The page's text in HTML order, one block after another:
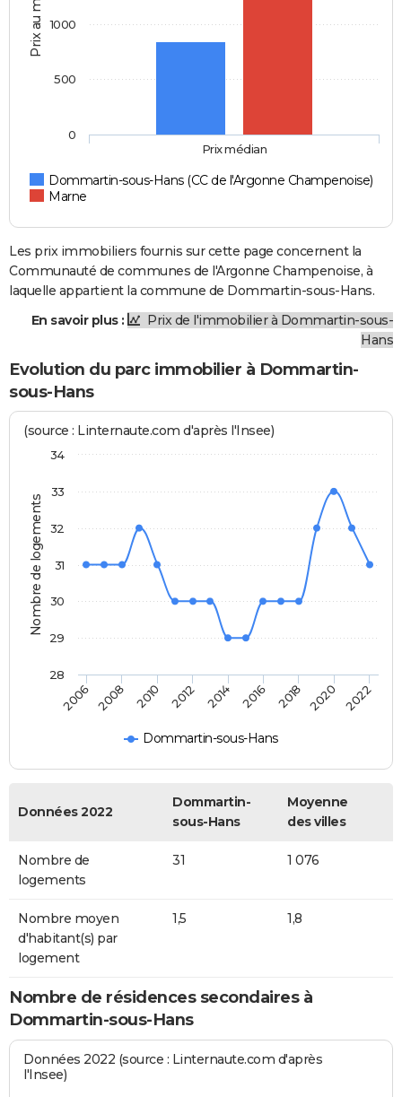
Prix au m2
Dommartin-sous-Hans (CC de l'Argonne Champenoise)
Marne
Prix médian
0
500
1000
Les prix immobiliers fournis sur cette page concernent la
Communauté de communes de l'Argonne Champenoise, à
laquelle appartient la commune de Dommartin-sous-Hans.
En savoir plus :
Prix de l'immobilier à Dommartin-sous-
Hans
Evolution du parc immobilier à Dommartin-
sous-Hans
Nombre de logements
(source : Linternaute.com d'après l'Insee)
Dommartin-sous-Hans
2006 2008 2010 2012 2014 2016 2018 2020 2022
28
29
30
31
32
33
34
Données 2022
Dommartin-
sous-Hans
Moyenne
des villes
Nombre de
logements
31 1 076
Nombre moyen
d'habitant(s) par
logement
1,5 1,8
Nombre de résidences secondaires à
Dommartin-sous-Hans
Données 2022 (source : Linternaute.com d'après
l'Insee)